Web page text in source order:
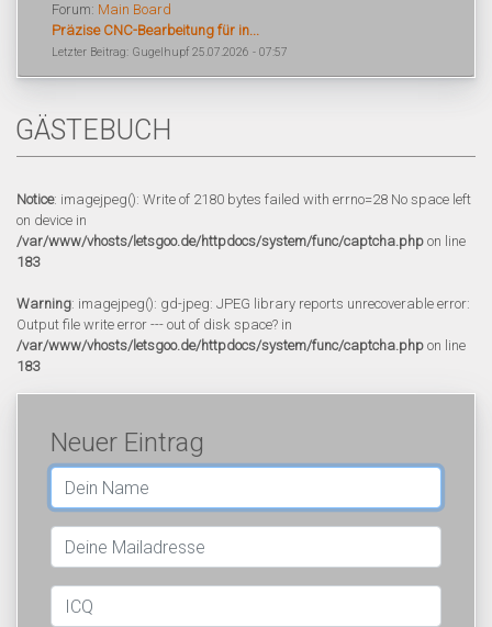
Forum: Main Board
Präzise CNC-Bearbeitung für in...
Letzter Beitrag: Gugelhupf 25.07.2026 - 07:57
GÄSTEBUCH
Notice: imagejpeg(): Write of 2180 bytes failed with errno=28 No space left
on device in
/var/www/vhosts/letsgoo.de/httpdocs/system/func/captcha.php on line
183
Warning: imagejpeg(): gd-jpeg: JPEG library reports unrecoverable error:
Output file write error --- out of disk space? in
/var/www/vhosts/letsgoo.de/httpdocs/system/func/captcha.php on line
183
Neuer Eintrag